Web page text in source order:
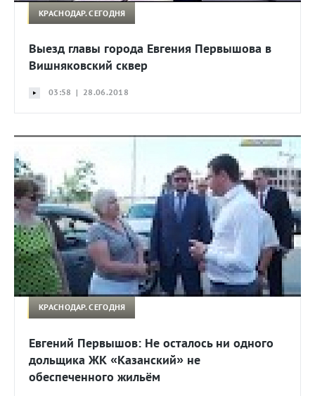
КРАСНОДАР. СЕГОДНЯ
Выезд главы города Евгения Первышова в
Вишняковский сквер
03:58 | 28.06.2018
КРАСНОДАР. СЕГОДНЯ
Евгений Первышов: Не осталось ни одного
дольщика ЖК «Казанский» не
обеспеченного жильём